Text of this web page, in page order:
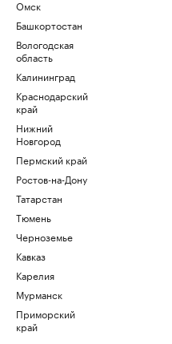
Омск
Башкортостан
Вологодская
область
Калининград
Краснодарский
край
Нижний
Новгород
Пермский край
Ростов-на-Дону
Татарстан
Тюмень
Черноземье
Кавказ
Карелия
Мурманск
Приморский
край